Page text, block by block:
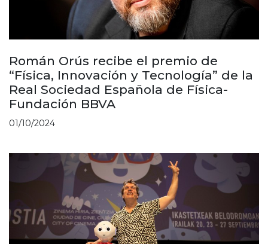
Román Orús recibe el premio de
“Física, Innovación y Tecnología” de la
Real Sociedad Española de Física-
Fundación BBVA
01/10/2024